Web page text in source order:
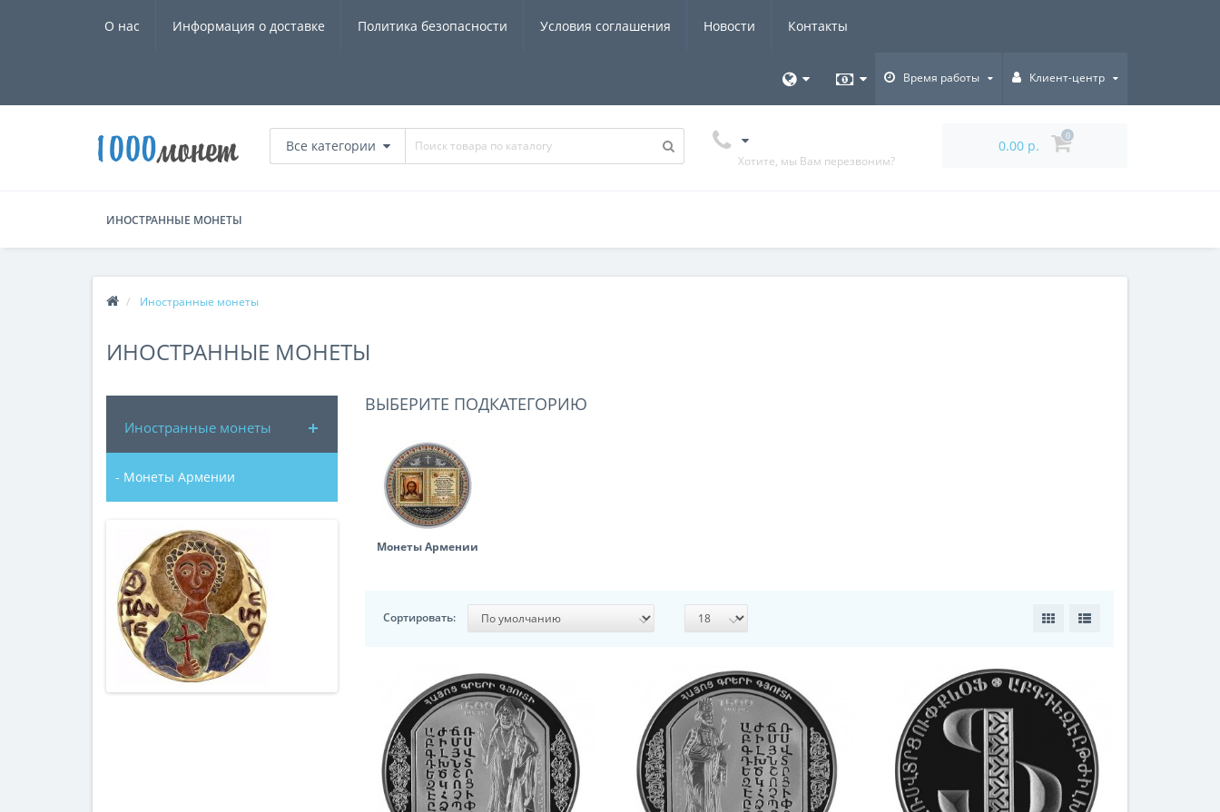
О нас Информация о доставке Политика безопасности Условия соглашения Новости Контакты
Время работы Клиент-центр
Все категории
Хотите, мы Вам перезвоним?
0.00 р.
0
ИНОСТРАННЫЕ МОНЕТЫ
Иностранные монеты
ИНОСТРАННЫЕ МОНЕТЫ
Иностранные монеты
- Монеты Армении
ВЫБЕРИТЕ ПОДКАТЕГОРИЮ
Монеты Армении
Сортировать: